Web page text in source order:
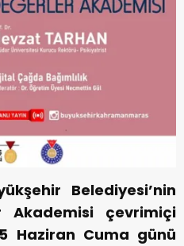
Belediyesi’nin
Akademisi çevrimiçi
Haziran Cuma günü